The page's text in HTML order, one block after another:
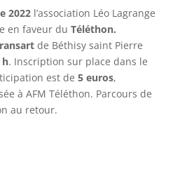
2022l’association Léo Lagrange
en faveur du Téléthon.
de Béthisy saint Pierre
h. Inscription sur place dans le
est de 5 euros,
à AFM Téléthon. Parcours de
au retour.